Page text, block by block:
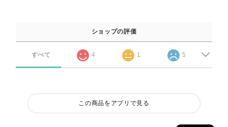
ショップの評価
すべて 4 1 5
この商品をアプリで見る